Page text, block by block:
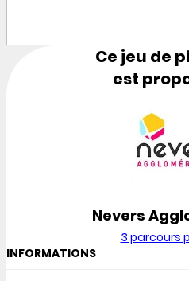
Ce jeu de
est
Nevers
3 parcours
INFORMATIONS